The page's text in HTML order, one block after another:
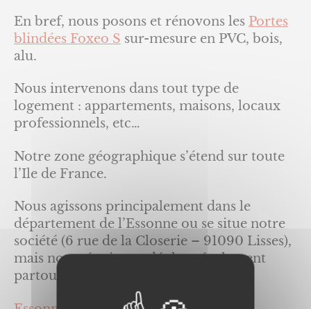
En bref, nous posons et rénovons les Portes
blindées Foxeo S sur-mesure en PVC, bois,
alu.
Nous intervenons dans tout type de
logement : appartements, maisons, locaux
professionnels, etc…
Notre zone géographique s’étend sur toute
l’Ile de France.
Nous agissons principalement dans le
département de l’Essonne ou se situe notre
société (6 rue de la Closerie – 91090 Lisses),
mais notre équipe se déplace également
partout en Ile de France :